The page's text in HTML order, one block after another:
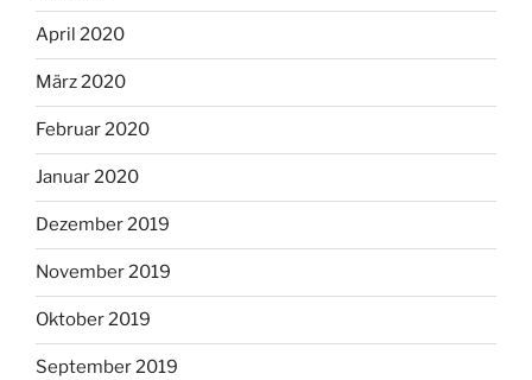
April 2020
März 2020
Februar 2020
Januar 2020
Dezember 2019
November 2019
Oktober 2019
September 2019